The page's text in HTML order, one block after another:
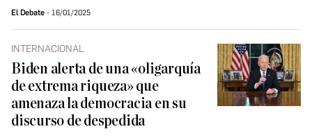
El Debate 16/01/2025
INTERNACIONAL
Biden alerta de una «oligarquía
de extrema riqueza» que
amenaza la democracia en su
discurso de despedida